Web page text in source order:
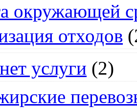
окружающей
отходов
услуги (2)